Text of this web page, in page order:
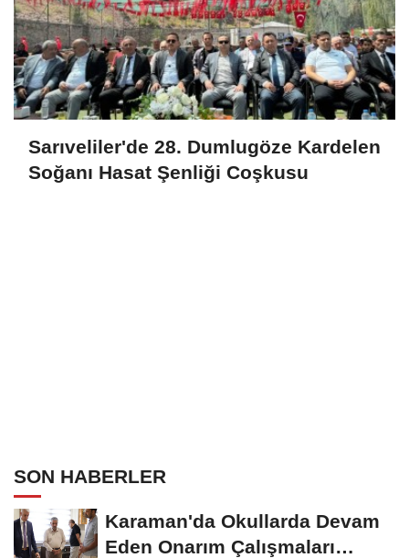
Sarıveliler'de 28. Dumlugöze Kardelen
Soğanı Hasat Şenliği Coşkusu
SON HABERLER
Karaman'da Okullarda Devam
Eden Onarım Çalışmaları